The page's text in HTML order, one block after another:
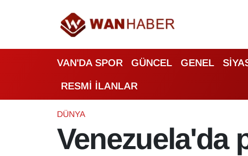
VAN'DA SPOR GÜNCEL GENEL
RESMİ İLANLAR
DÜNYA
Venezuela'da
ASAYİŞ
BİLİM VE TEKNOLOJİ
Biyografi
Bölge Haberleri
Van Nöbetçi Eczaneler
Van Hava Durumu
Van Namaz Vakitleri
Van Trafik Yoğunluk Haritası
Süper Lig Puan Durumu ve Fikstür